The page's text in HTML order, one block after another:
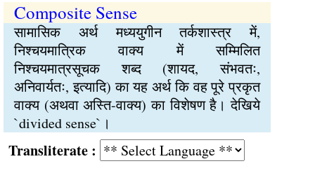
Composite Sense
सामासिक अर्थ मध्ययुगीन तर्कशास्त्र में,
निश्चयमात्रिक वाक्य में सम्मिलित
निश्चयमात्रसूचक शब्द (शायद, संभवतः,
अनिवार्यतः, इत्यादि) का यह अर्थ कि वह पूरे प्रकृत
वाक्य (अथवा अस्ति-वाक्य) का विशेषण है। देखिये
`divided sense`।
: